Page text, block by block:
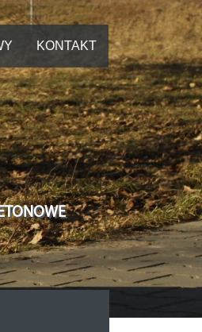
KONTAKT